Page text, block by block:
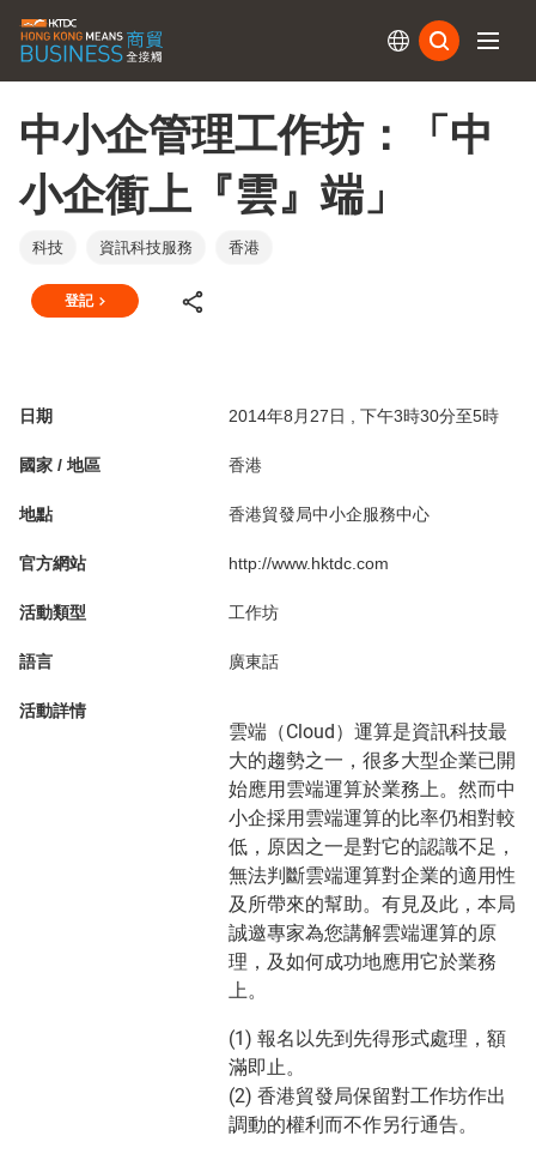
中小企管理工作坊：「中
小企衝上『雲』端」
科技 資訊科技服務 香港
登記
日期 2014年8月27日 , 下午3時30分至5時
國家 / 地區 香港
地點 香港貿發局中小企服務中心
官方網站 http://www.hktdc.com
活動類型 工作坊
語言 廣東話
活動詳情
雲端（Cloud）運算是資訊科技最
大的趨勢之一，很多大型企業已開
始應用雲端運算於業務上。然而中
小企採用雲端運算的比率仍相對較
低，原因之一是對它的認識不足，
無法判斷雲端運算對企業的適用性
及所帶來的幫助。有見及此，本局
誠邀專家為您講解雲端運算的原
理，及如何成功地應用它於業務
上。
(1) 報名以先到先得形式處理，額
滿即止。
(2) 香港貿發局保留對工作坊作出
調動的權利而不作另行通告。